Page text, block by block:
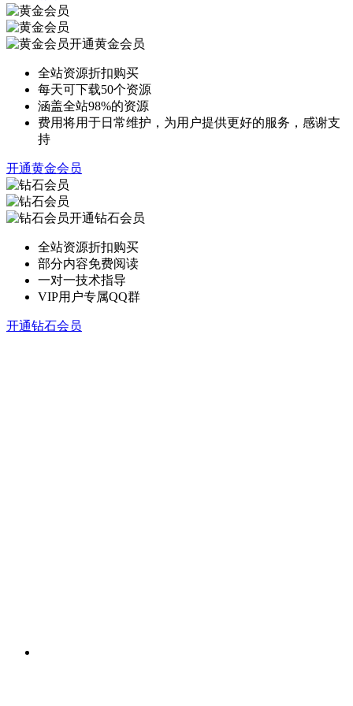
开通黄金会员
全站资源折扣购买
每天可下载50个资源
涵盖全站98%的资源
费用将用于日常维护，为用户提供更好的服务，感谢支
持
开通黄金会员
开通钻石会员
全站资源折扣购买
部分内容免费阅读
一对一技术指导
VIP用户专属QQ群
开通钻石会员